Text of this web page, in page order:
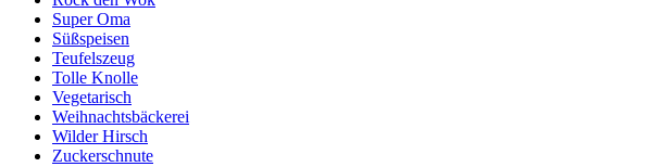
Super Oma
Süßspeisen
Teufelszeug
Tolle Knolle
Vegetarisch
Weihnachtsbäckerei
Wilder Hirsch
Zuckerschnute